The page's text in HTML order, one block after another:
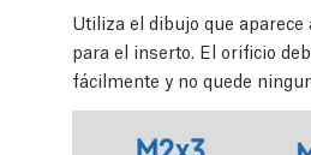
Utiliza el dibujo que
para el inserto. El orificio
fácilmente y no quede